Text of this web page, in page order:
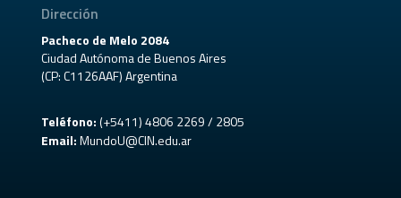
Dirección
Pacheco de Melo 2084
Ciudad Autónoma de Buenos Aires
(CP: C1126AAF) Argentina
Teléfono:(+5411) 4806 2269 / 2805
Email: MundoU@CIN.edu.ar